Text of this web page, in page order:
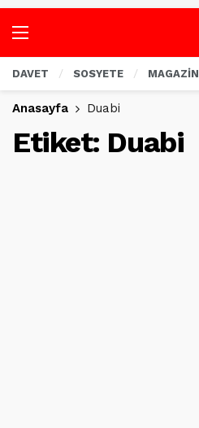
DAVET SOSYETE MAGAZİN
Anasayfa Duabi
Etiket: Duabi